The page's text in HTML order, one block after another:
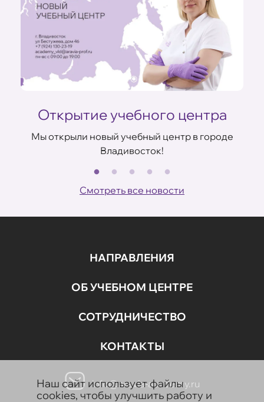
Открытие учебного центра
Мы открыли новый учебный центр в городе
Владивосток!
Смотреть все новости
НАПРАВЛЕНИЯ
ОБ УЧЕБНОМ ЦЕНТРЕ
СОТРУДНИЧЕСТВО
КОНТАКТЫ
info@aravia-academy.ru
Наш сайт использует файлы
cookies, чтобы улучшить работу и